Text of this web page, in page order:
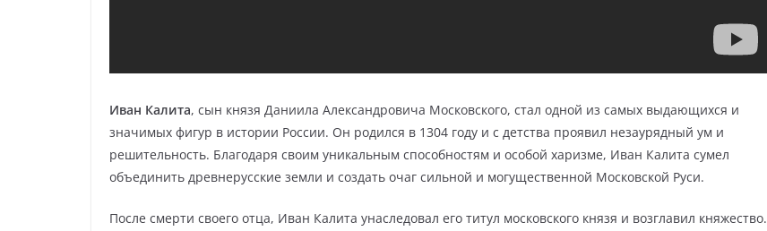
Иван Калита, сын князя Даниила Александровича Московского, стал одной из самых выдающихся и
значимых фигур в истории России. Он родился в 1304 году и с детства проявил незаурядный ум и
решительность. Благодаря своим уникальным способностям и особой харизме, Иван Калита сумел
объединить древнерусские земли и создать очаг сильной и могущественной Московской Руси.
После смерти своего отца, Иван Калита унаследовал его титул московского князя и возглавил княжество.